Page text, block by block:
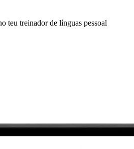
teu treinador de línguas pessoal